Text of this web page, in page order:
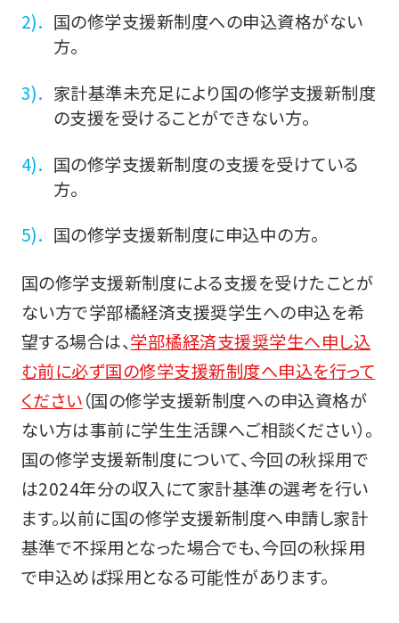
国の修学支援新制度への申込資格がない
方。
家計基準未充足により国の修学支援新制度
の支援を受けることができない方。
国の修学支援新制度の支援を受けている
方。
国の修学支援新制度に申込中の方。
国の修学支援新制度による支援を受けたことが
ない方で学部橘経済支援奨学生への申込を希
望する場合は、学部橘経済支援奨学生へ申し込
む前に必ず国の修学支援新制度へ申込を行って
ください（国の修学支援新制度への申込資格が
ない方は事前に学生生活課へご相談ください）。
国の修学支援新制度について、今回の秋採用で
は2024年分の収入にて家計基準の選考を行い
ます。以前に国の修学支援新制度へ申請し家計
基準で不採用となった場合でも、今回の秋採用
で申込めば採用となる可能性があります。